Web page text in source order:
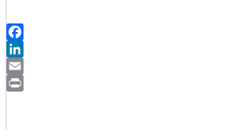
Facebook
LinkedIn
Email